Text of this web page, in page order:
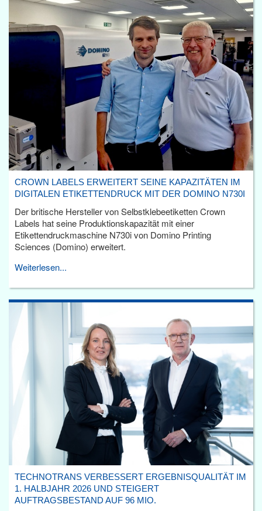
CROWN LABELS ERWEITERT SEINE KAPAZITÄTEN IM
DIGITALEN ETIKETTENDRUCK MIT DER DOMINO N730I
Der britische Hersteller von Selbstklebeetiketten Crown
Labels hat seine Produktionskapazität mit einer
Etikettendruckmaschine N730i von Domino Printing
Sciences (Domino) erweitert.
Weiterlesen...
TECHNOTRANS VERBESSERT ERGEBNISQUALITÄT IM
1. HALBJAHR 2026 UND STEIGERT
AUFTRAGSBESTAND AUF 96 MIO.